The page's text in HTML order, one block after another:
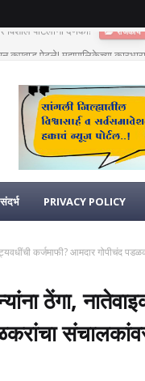
कुपवाड पेटले! महापालिकेच्या
PRIVACY POLICY
कर्जमाफी? आमदार गोपीचंद
ठेंगा,